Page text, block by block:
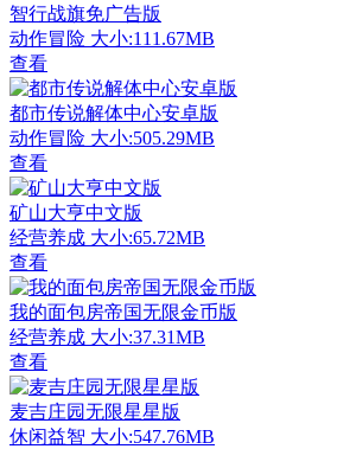
智行战旗免广告版
动作冒险 大小:111.67MB
查看
都市传说解体中心安卓版
动作冒险 大小:505.29MB
查看
矿山大亨中文版
经营养成 大小:65.72MB
查看
我的面包房帝国无限金币版
经营养成 大小:37.31MB
查看
麦吉庄园无限星星版
休闲益智 大小:547.76MB